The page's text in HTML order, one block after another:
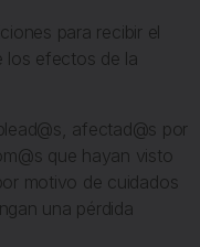
para recibir el
los efectos de la
afectad@s por
que hayan visto
motivo de cuidados
una pérdida